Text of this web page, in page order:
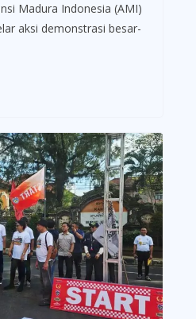
Madura Indonesia (AMI)
aksi demonstrasi besar-